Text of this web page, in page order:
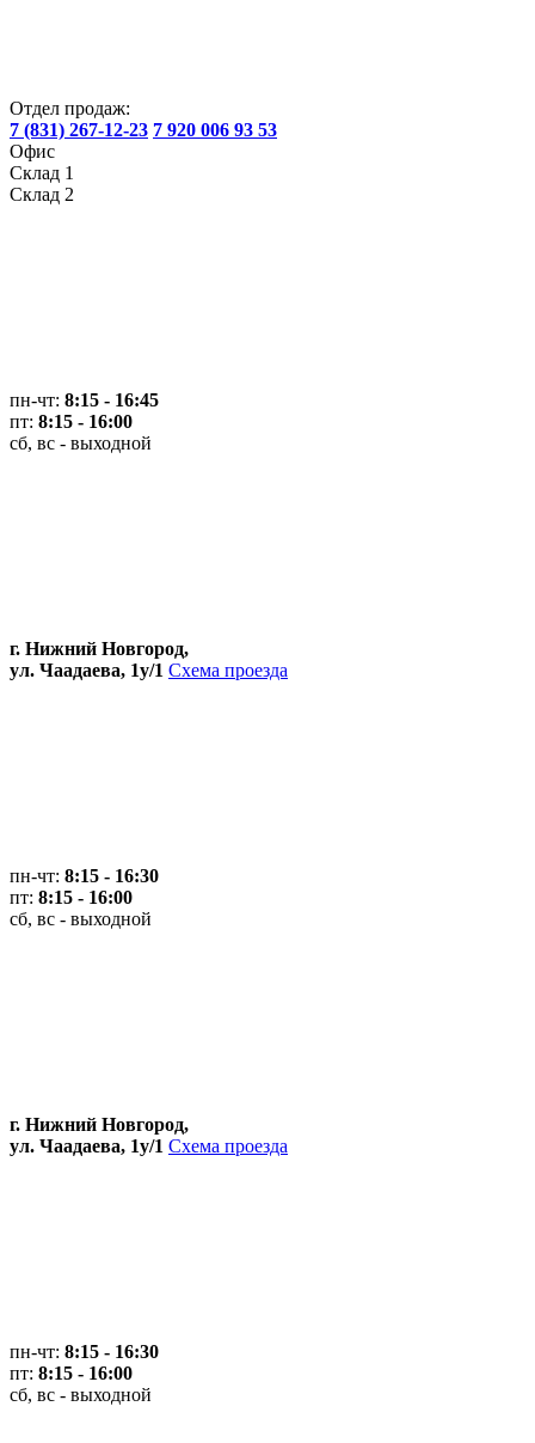
Отдел продаж:
7 (831) 267-12-23 7 920 006 93 53
Офис
Склад 1
Склад 2
пн-чт: 8:15 - 16:45
пт: 8:15 - 16:00
сб, вс - выходной
г. Нижний Новгород,
ул. Чаадаева, 1у/1 Схема проезда
пн-чт: 8:15 - 16:30
пт: 8:15 - 16:00
сб, вс - выходной
г. Нижний Новгород,
ул. Чаадаева, 1у/1 Схема проезда
пн-чт: 8:15 - 16:30
пт: 8:15 - 16:00
сб, вс - выходной